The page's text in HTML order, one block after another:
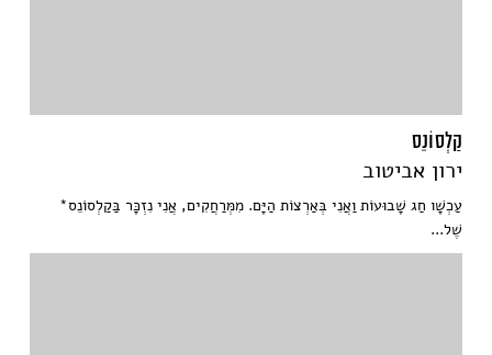
קַלְסוֹנֵס
ירון אביטוב
עַכְשָׁו חַג שָׁבוּעוֹת וַאֲנִי בְּאַרְצוֹת הַיָּם. מִמְּרַחֲקִים, אֲנִי נִזְכָּר בַּקַלְסוֹנֵס*
שֶׁל...